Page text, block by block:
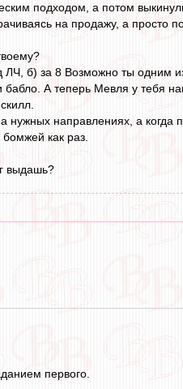
подходом, а потом
на продажу, а просто
б) за 8 Возможно ты одним
А теперь Мевля у тебя
нужных направлениях, а когда
как раз.
выдашь?
первого.